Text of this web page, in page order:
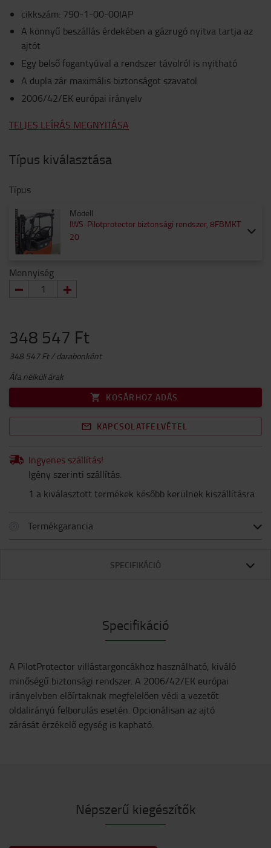
cikkszám: 790-1-00-00IAP
A könnyű beszállás érdekében a gázrugó nyitva tartja az
ajtót
Egy belső fogantyúval a rendszer távolról is nyitható
A dupla zár maximális biztonságot szavatol
2006/42/EK európai irányelv
TELJES LEÍRÁS MEGNYITÁSA
Típus kiválasztása
Típus
Modell
IWS-Pilotprotector biztonsági rendszer, 8FBMKT
20
Mennyiség
348 547 Ft
348 547 Ft / darabonként
Áfa nélküli árak
KOSÁRHOZ ADÁS
KAPCSOLATFELVÉTEL
Ingyenes szállítás!
Igény szerinti szállítás.
1 a kiválasztott termékek később kerülnek kiszállításra
Termékgarancia
SPECIFIKÁCIÓ
Specifikáció
A PilotProtector villástargoncákhoz használható, kiváló
minőségű biztonsági rendszer. A 2006/42/EK európai
irányelvben előírtaknak megfelelően védi a vezetőt
oldalirányú felborulás esetén. Opcionálisan az ajtó
zárását érzékelő egység is kapható.
Népszerű kiegészítők